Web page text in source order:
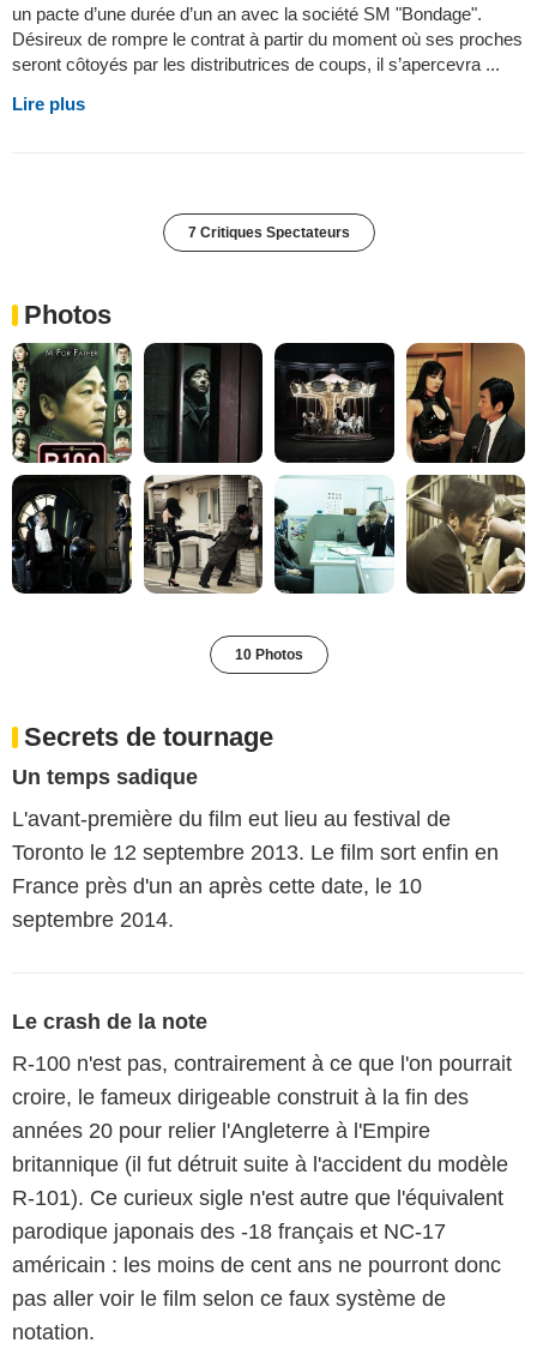
un pacte d’une durée d’un an avec la société SM "Bondage".
Désireux de rompre le contrat à partir du moment où ses proches
seront côtoyés par les distributrices de coups, il s’apercevra ...
Lire plus
7 Critiques Spectateurs
Photos
10 Photos
Secrets de tournage
Un temps sadique
L'avant-première du film eut lieu au festival de
Toronto le 12 septembre 2013. Le film sort enfin en
France près d'un an après cette date, le 10
septembre 2014.
Le crash de la note
R-100 n'est pas, contrairement à ce que l'on pourrait
croire, le fameux dirigeable construit à la fin des
années 20 pour relier l'Angleterre à l'Empire
britannique (il fut détruit suite à l'accident du modèle
R-101). Ce curieux sigle n'est autre que l'équivalent
parodique japonais des -18 français et NC-17
américain : les moins de cent ans ne pourront donc
pas aller voir le film selon ce faux système de
notation.